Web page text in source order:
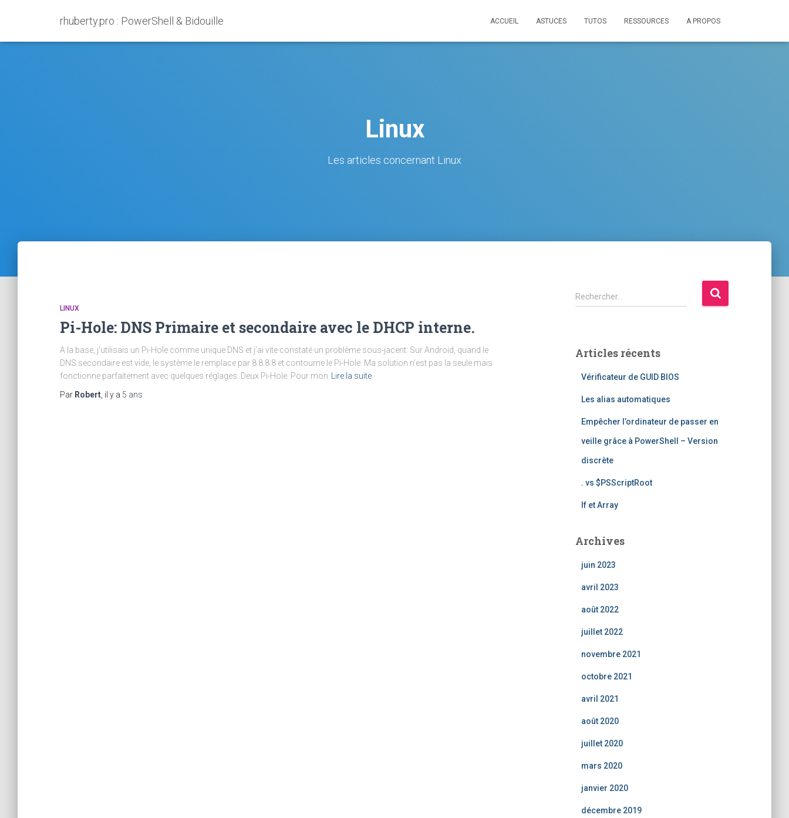
rhuberty.pro : PowerShell & Bidouille ACCUEIL ASTUCES TUTOS RESSOURCES A PROPOS
Linux
Les articles concernant Linux
LINUX
Pi-Hole: DNS Primaire et secondaire avec le DHCP interne.
A la base, j’utilisais un Pi-Hole comme unique DNS et j’ai vite constaté un problème sous-jacent: Sur Android, quand le
DNS secondaire est vide, le système le remplace par 8.8.8.8 et contourne le Pi-Hole. Ma solution n’est pas la seule mais
fonctionne parfaitement avec quelques réglages: Deux Pi-Hole. Pour mon
Lire la suite
Par Robert , il y a 5 ans
R
e
r
Rechercher…
Articles récents
Vérificateur de GUID BIOS
Les alias automatiques
Empêcher l’ordinateur de passer en
veille grâce à PowerShell – Version
discrète
. vs $PSScriptRoot
If et Array
Archives
juin 2023
avril 2023
août 2022
juillet 2022
novembre 2021
octobre 2021
avril 2021
août 2020
juillet 2020
mars 2020
janvier 2020
décembre 2019